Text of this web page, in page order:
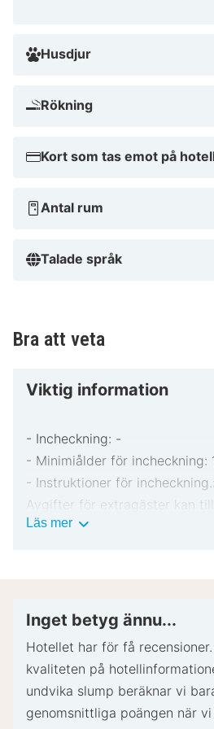
som Appart Hotel Odalys City
Husdjur
Rökning
Kort som tas emot på
Antal rum
Talade språk
Bra att veta
Viktig information
- Incheckning: -
- Minimiålder för incheckning:
- Instruktioner för incheckning.:
Avgifter för extragäster kan
i enlighet med boendets policy.
Särskilda önskemål erbjuds i
Särskilda önskemål kan inte
Boendet accepterar kreditkort
Det här boendet har
balkonger, uteplatser och
Läs merViktig
Inget betyg ännu...
Hotellet har för få
kvaliteten på
undvika slump beräknar vi
genomsnittliga poängen när